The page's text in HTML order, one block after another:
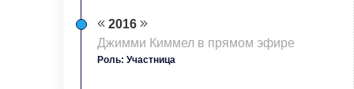
2016
Джимми Киммел в прямом эфире
Роль: Участница